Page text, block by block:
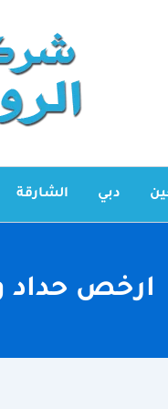
دبي الشارقة
ارخص حداد